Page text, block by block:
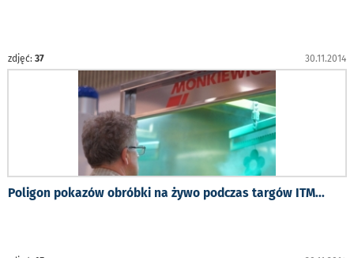
zdjęć: 37 30.11.2014
Poligon pokazów obróbki na żywo podczas targów ITM...